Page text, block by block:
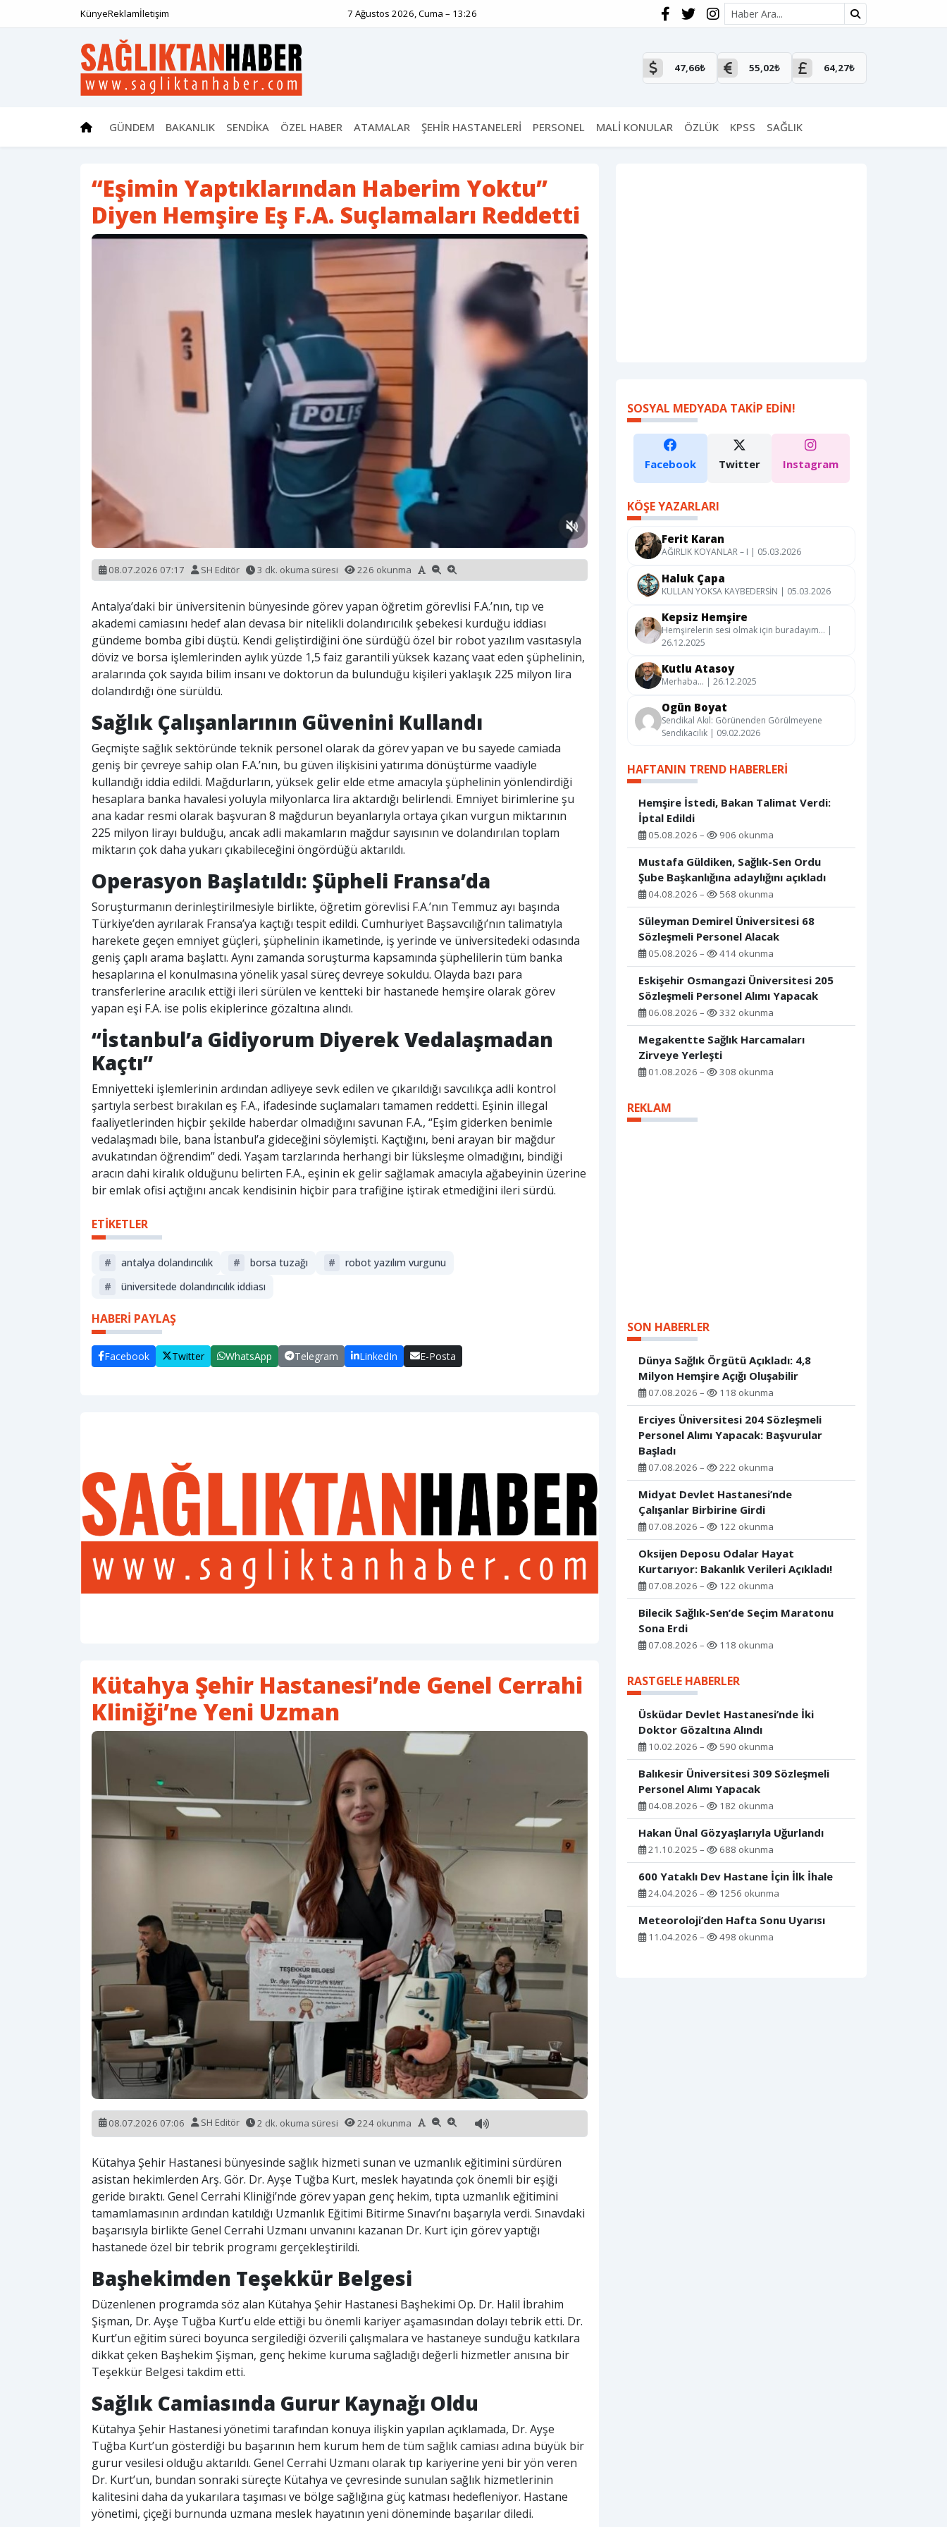
KünyeReklamİletişim 7 Ağustos 2026, Cuma – 13:26 Site içi arama
47,66₺ 55,02₺ 64,27₺
GÜNDEM BAKANLIK SENDİKA ÖZEL HABER ATAMALAR ŞEHİR HASTANELERİ PERSONEL MALİ KONULAR ÖZLÜK KPSS SAĞLIK
“Eşimin Yaptıklarından Haberim Yoktu”
Diyen Hemşire Eş F.A. Suçlamaları Reddetti
08.07.2026 07:17 SH Editör 3 dk. okuma süresi 226 okunma
Antalya’daki bir üniversitenin bünyesinde görev yapan öğretim görevlisi F.A.’nın, tıp ve
akademi camiasını hedef alan devasa bir nitelikli dolandırıcılık şebekesi kurduğu iddiası
gündeme bomba gibi düştü. Kendi geliştirdiğini öne sürdüğü özel bir robot yazılım vasıtasıyla
döviz ve borsa işlemlerinden aylık yüzde 1,5 faiz garantili yüksek kazanç vaat eden şüphelinin,
aralarında çok sayıda bilim insanı ve doktorun da bulunduğu kişileri yaklaşık 225 milyon lira
dolandırdığı öne sürüldü.
Sağlık Çalışanlarının Güvenini Kullandı
Geçmişte sağlık sektöründe teknik personel olarak da görev yapan ve bu sayede camiada
geniş bir çevreye sahip olan F.A.’nın, bu güven ilişkisini yatırıma dönüştürme vaadiyle
kullandığı iddia edildi. Mağdurların, yüksek gelir elde etme amacıyla şüphelinin yönlendirdiği
hesaplara banka havalesi yoluyla milyonlarca lira aktardığı belirlendi. Emniyet birimlerine şu
ana kadar resmi olarak başvuran 8 mağdurun beyanlarıyla ortaya çıkan vurgun miktarının
225 milyon lirayı bulduğu, ancak adli makamların mağdur sayısının ve dolandırılan toplam
miktarın çok daha yukarı çıkabileceğini öngördüğü aktarıldı.
Operasyon Başlatıldı: Şüpheli Fransa’da
Soruşturmanın derinleştirilmesiyle birlikte, öğretim görevlisi F.A.’nın Temmuz ayı başında
Türkiye’den ayrılarak Fransa’ya kaçtığı tespit edildi. Cumhuriyet Başsavcılığı’nın talimatıyla
harekete geçen emniyet güçleri, şüphelinin ikametinde, iş yerinde ve üniversitedeki odasında
geniş çaplı arama başlattı. Aynı zamanda soruşturma kapsamında şüphelilerin tüm banka
hesaplarına el konulmasına yönelik yasal süreç devreye sokuldu. Olayda bazı para
transferlerine aracılık ettiği ileri sürülen ve kentteki bir hastanede hemşire olarak görev
yapan eşi F.A. ise polis ekiplerince gözaltına alındı.
“İstanbul’a Gidiyorum Diyerek Vedalaşmadan
Kaçtı”
Emniyetteki işlemlerinin ardından adliyeye sevk edilen ve çıkarıldığı savcılıkça adli kontrol
şartıyla serbest bırakılan eş F.A., ifadesinde suçlamaları tamamen reddetti. Eşinin illegal
faaliyetlerinden hiçbir şekilde haberdar olmadığını savunan F.A., “Eşim giderken benimle
vedalaşmadı bile, bana İstanbul’a gideceğini söylemişti. Kaçtığını, beni arayan bir mağdur
avukatından öğrendim” dedi. Yaşam tarzlarında herhangi bir lüksleşme olmadığını, bindiği
aracın dahi kiralık olduğunu belirten F.A., eşinin ek gelir sağlamak amacıyla ağabeyinin üzerine
bir emlak ofisi açtığını ancak kendisinin hiçbir para trafiğine iştirak etmediğini ileri sürdü.
ETİKETLER
# antalya dolandırıcılık # borsa tuzağı #
robot yazılım vurgunu
#
üniversitede dolandırıcılık iddiası
HABERİ PAYLAŞ
Facebook Twitter WhatsApp Telegram LinkedIn E-Posta
Kütahya Şehir Hastanesi’nde Genel Cerrahi
Kliniği’ne Yeni Uzman
08.07.2026 07:06 SH Editör 2 dk. okuma süresi 224 okunma
Kütahya Şehir Hastanesi bünyesinde sağlık hizmeti sunan ve uzmanlık eğitimini sürdüren
asistan hekimlerden Arş. Gör. Dr. Ayşe Tuğba Kurt, meslek hayatında çok önemli bir eşiği
geride bıraktı. Genel Cerrahi Kliniği’nde görev yapan genç hekim, tıpta uzmanlık eğitimini
tamamlamasının ardından katıldığı Uzmanlık Eğitimi Bitirme Sınavı’nı başarıyla verdi. Sınavdaki
başarısıyla birlikte Genel Cerrahi Uzmanı unvanını kazanan Dr. Kurt için görev yaptığı
hastanede özel bir tebrik programı gerçekleştirildi.
Başhekimden Teşekkür Belgesi
Düzenlenen programda söz alan Kütahya Şehir Hastanesi Başhekimi Op. Dr. Halil İbrahim
Şişman, Dr. Ayşe Tuğba Kurt’u elde ettiği bu önemli kariyer aşamasından dolayı tebrik etti. Dr.
Kurt’un eğitim süreci boyunca sergilediği özverili çalışmalara ve hastaneye sunduğu katkılara
dikkat çeken Başhekim Şişman, genç hekime kuruma sağladığı değerli hizmetler anısına bir
Teşekkür Belgesi takdim etti.
Sağlık Camiasında Gurur Kaynağı Oldu
Kütahya Şehir Hastanesi yönetimi tarafından konuya ilişkin yapılan açıklamada, Dr. Ayşe
Tuğba Kurt’un gösterdiği bu başarının hem kurum hem de tüm sağlık camiası adına büyük bir
gurur vesilesi olduğu aktarıldı. Genel Cerrahi Uzmanı olarak tıp kariyerine yeni bir yön veren
Dr. Kurt’un, bundan sonraki süreçte Kütahya ve çevresinde sunulan sağlık hizmetlerinin
kalitesini daha da yukarılara taşıması ve bölge sağlığına güç katması hedefleniyor. Hastane
yönetimi, çiçeği burnunda uzmana meslek hayatının yeni döneminde başarılar diledi.
SOSYAL MEDYADA TAKIP EDIN!
Facebook Twitter Instagram
KÖŞE YAZARLARI
Ferit Karan
AĞIRLIK KOYANLAR – I | 05.03.2026
Haluk Çapa
KULLAN YOKSA KAYBEDERSİN | 05.03.2026
Kepsiz Hemşire
Hemşirelerin sesi olmak için buradayım… |
26.12.2025
Kutlu Atasoy
Merhaba… | 26.12.2025
Ogün Boyat
Sendikal Akıl: Görünenden Görülmeyene
Sendikacılık | 09.02.2026
HAFTANIN TREND HABERLERI
Hemşire İstedi, Bakan Talimat Verdi:
İptal Edildi
05.08.2026 – 906 okunma
Mustafa Güldiken, Sağlık-Sen Ordu
Şube Başkanlığına adaylığını açıkladı
04.08.2026 – 568 okunma
Süleyman Demirel Üniversitesi 68
Sözleşmeli Personel Alacak
05.08.2026 – 414 okunma
Eskişehir Osmangazi Üniversitesi 205
Sözleşmeli Personel Alımı Yapacak
06.08.2026 – 332 okunma
Megakentte Sağlık Harcamaları
Zirveye Yerleşti
01.08.2026 – 308 okunma
REKLAM
SON HABERLER
Dünya Sağlık Örgütü Açıkladı: 4,8
Milyon Hemşire Açığı Oluşabilir
07.08.2026 – 118 okunma
Erciyes Üniversitesi 204 Sözleşmeli
Personel Alımı Yapacak: Başvurular
Başladı
07.08.2026 – 222 okunma
Midyat Devlet Hastanesi’nde
Çalışanlar Birbirine Girdi
07.08.2026 – 122 okunma
Oksijen Deposu Odalar Hayat
Kurtarıyor: Bakanlık Verileri Açıkladı!
07.08.2026 – 122 okunma
Bilecik Sağlık-Sen’de Seçim Maratonu
Sona Erdi
07.08.2026 – 118 okunma
RASTGELE HABERLER
Üsküdar Devlet Hastanesi’nde İki
Doktor Gözaltına Alındı
10.02.2026 – 590 okunma
Balıkesir Üniversitesi 309 Sözleşmeli
Personel Alımı Yapacak
04.08.2026 – 182 okunma
Hakan Ünal Gözyaşlarıyla Uğurlandı
21.10.2025 – 688 okunma
600 Yataklı Dev Hastane İçin İlk İhale
24.04.2026 – 1256 okunma
Meteoroloji’den Hafta Sonu Uyarısı
11.04.2026 – 498 okunma